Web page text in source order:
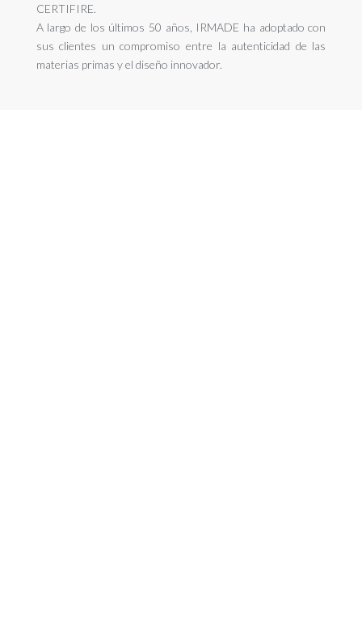
CERTIFIRE.
A largo de los últimos 50 años, IRMADE ha adoptado con
sus clientes un compromiso entre la autenticidad de las
materias primas y el diseño innovador.